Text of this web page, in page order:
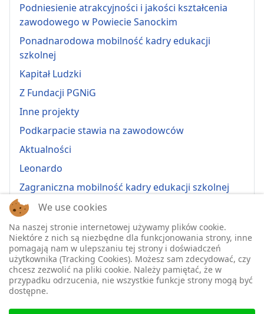
Podniesienie atrakcyjności i jakości kształcenia
zawodowego w Powiecie Sanockim
Ponadnarodowa mobilność kadry edukacji
szkolnej
Kapitał Ludzki
Z Fundacji PGNiG
Inne projekty
Podkarpacie stawia na zawodowców
Aktualności
Leonardo
Zagraniczna mobilność kadry edukacji szkolnej
Erasmus+ 2022-1-PL01-KA121-VET-000064815
Erasmus + 2022-1-PL01-KA121-SCH-000064635
Erasmus + 2023-1-PL01-KA121-SCH-000135484
Erasmus + 2023-1-PL01-KA121-VET-000139220
ERASMUS+ 2024-1-PL01-KA121-VET-000224230
Erasmus+ 2024-1-PL01-KA121-SCH-000218148
We use cookies
Na naszej stronie internetowej używamy plików cookie.
Niektóre z nich są niezbędne dla funkcjonowania strony, inne
pomagają nam w ulepszaniu tej strony i doświadczeń
użytkownika (Tracking Cookies). Możesz sam zdecydować, czy
chcesz zezwolić na pliki cookie. Należy pamiętać, że w
przypadku odrzucenia, nie wszystkie funkcje strony mogą być
dostępne.